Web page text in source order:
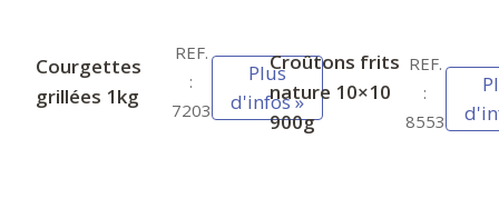
Courgettes
grillées 1kg
REF.
:
7203
Plus
d'infos »
Croûtons frits
nature 10×10
900g
REF.
:
8553